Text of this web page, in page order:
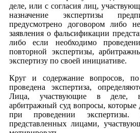
деле, или с согласия лиц,
назначение экспертизы
предусмотрено договором либо
заявления о фальсификации
либо если необходимо
повторной экспертизы,
экспертизу по своей инициативе.
Круг и содержание вопросов,
проведена экспертиза,
Лица, участвующие в деле,
арбитражный суд вопросы,
при проведении экспертизы.
представленных лицами,